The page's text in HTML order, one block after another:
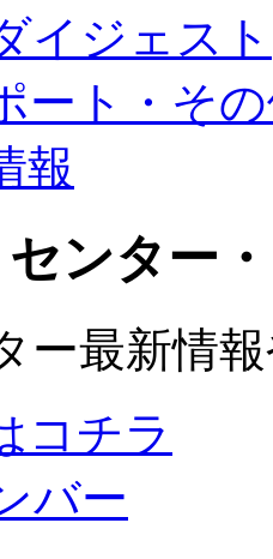
イジェスト
ート・そ
報
ンター
ー最新情
コチラ
バー